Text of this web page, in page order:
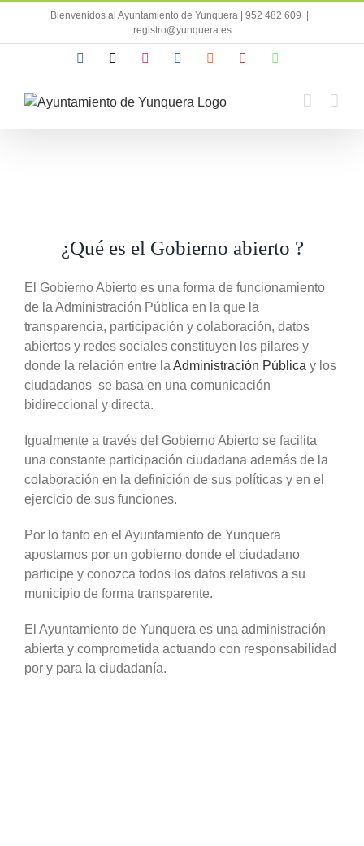
contenido
Bienvenidos al Ayuntamiento de Yunquera | 952 482 609
registro@yunquera.es
Facebook InstagramFlickr YouTube
¿Qué es el Gobierno abierto ?
El Gobierno Abierto es una forma de funcionamiento
de la Administración Pública en la que la
transparencia, participación y colaboración, datos
abiertos y redes sociales constituyen los pilares y
donde la relación entre la Administración Pública y los
ciudadanos se basa en una comunicación
bidireccional y directa.
Igualmente a través del Gobierno Abierto se facilita
una constante participación ciudadana además de la
colaboración en la definición de sus políticas y en el
ejercicio de sus funciones.
Por lo tanto en el Ayuntamiento de Yunquera
apostamos por un gobierno donde el ciudadano
participe y conozca todos los datos relativos a su
municipio de forma transparente.
El Ayuntamiento de Yunquera es una administración
abierta y comprometida actuando con responsabilidad
por y para la ciudadanía.